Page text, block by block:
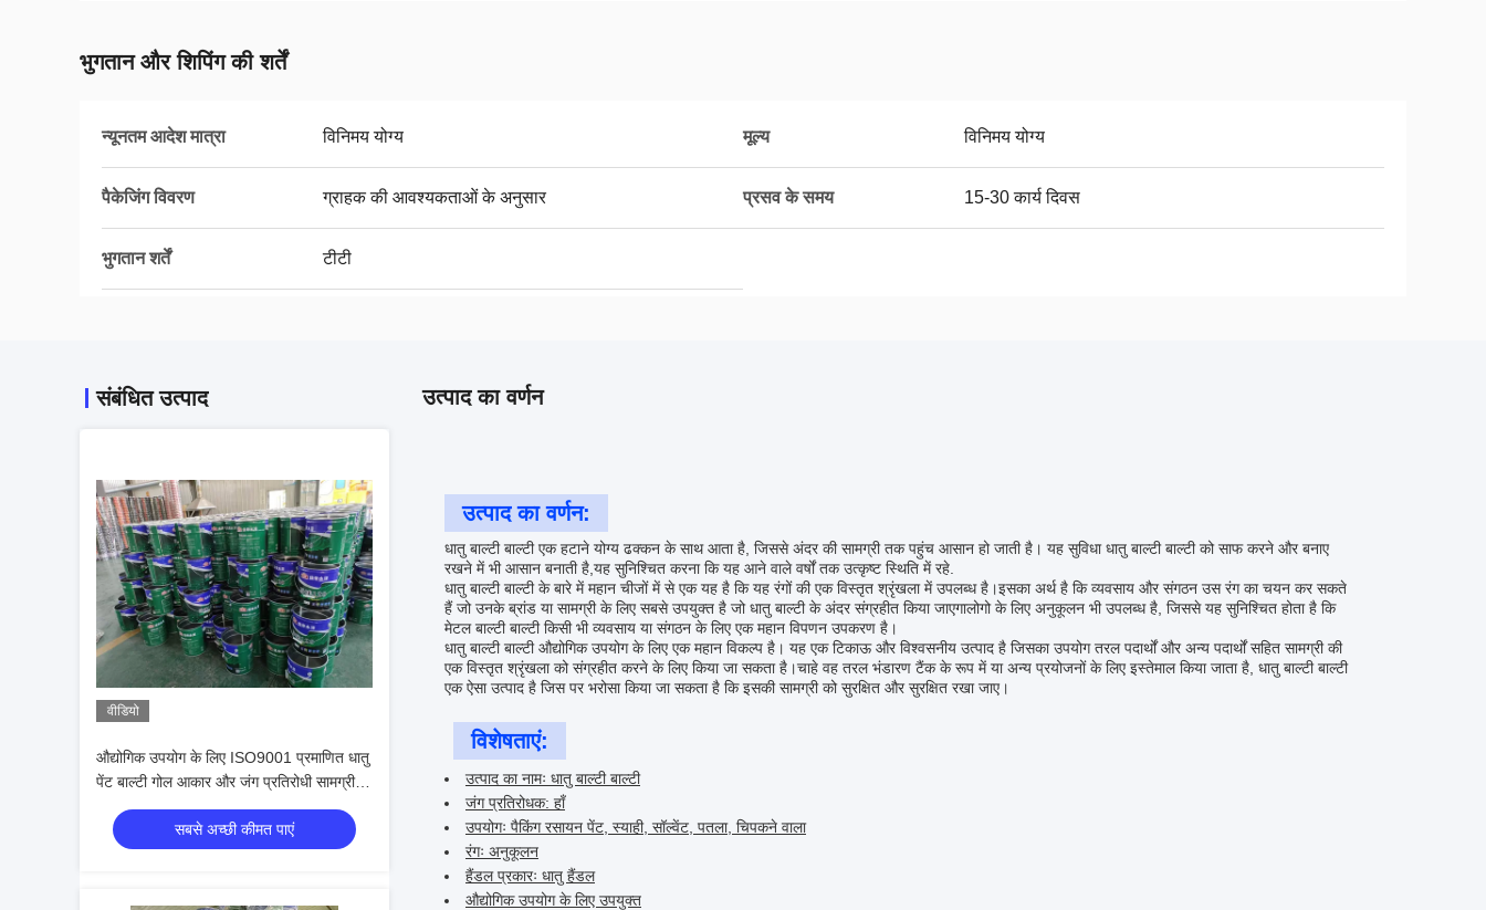
भुगतान और शिपिंग की शर्तें
न्यूनतम आदेश मात्रा विनिमय योग्य मूल्य विनिमय योग्य
पैकेजिंग विवरण ग्राहक की आवश्यकताओं के अनुसार प्रसव के समय 15-30 कार्य दिवस
भुगतान शर्तें टीटी
संबंधित उत्पाद
वीडियो
औद्योगिक उपयोग के लिए ISO9001 प्रमाणित धातु
पेंट बाल्टी गोल आकार और जंग प्रतिरोधी सामग्री के
सबसे अच्छी कीमत पाएं
उत्पाद का वर्णन
उत्पाद का वर्णन:
धातु बाल्टी बाल्टी एक हटाने योग्य ढक्कन के साथ आता है, जिससे अंदर की सामग्री तक पहुंच आसान हो जाती है। यह सुविधा धातु बाल्टी बाल्टी को साफ करने और बनाए
रखने में भी आसान बनाती है,यह सुनिश्चित करना कि यह आने वाले वर्षों तक उत्कृष्ट स्थिति में रहे.
धातु बाल्टी बाल्टी के बारे में महान चीजों में से एक यह है कि यह रंगों की एक विस्तृत श्रृंखला में उपलब्ध है।इसका अर्थ है कि व्यवसाय और संगठन उस रंग का चयन कर सकते
हैं जो उनके ब्रांड या सामग्री के लिए सबसे उपयुक्त है जो धातु बाल्टी के अंदर संग्रहीत किया जाएगालोगो के लिए अनुकूलन भी उपलब्ध है, जिससे यह सुनिश्चित होता है कि
मेटल बाल्टी बाल्टी किसी भी व्यवसाय या संगठन के लिए एक महान विपणन उपकरण है।
धातु बाल्टी बाल्टी औद्योगिक उपयोग के लिए एक महान विकल्प है। यह एक टिकाऊ और विश्वसनीय उत्पाद है जिसका उपयोग तरल पदार्थों और अन्य पदार्थों सहित सामग्री की
एक विस्तृत श्रृंखला को संग्रहीत करने के लिए किया जा सकता है।चाहे वह तरल भंडारण टैंक के रूप में या अन्य प्रयोजनों के लिए इस्तेमाल किया जाता है, धातु बाल्टी बाल्टी
एक ऐसा उत्पाद है जिस पर भरोसा किया जा सकता है कि इसकी सामग्री को सुरक्षित और सुरक्षित रखा जाए।
विशेषताएं:
उत्पाद का नामः धातु बाल्टी बाल्टी
जंग प्रतिरोधक: हाँ
उपयोगः पैकिंग रसायन पेंट, स्याही, सॉल्वेंट, पतला, चिपकने वाला
रंगः अनुकूलन
हैंडल प्रकारः धातु हैंडल
औद्योगिक उपयोग के लिए उपयुक्त